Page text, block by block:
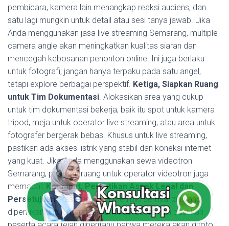
pembicara, kamera lain menangkap reaksi audiens, dan
satu lagi mungkin untuk detail atau sesi tanya jawab. Jika
Anda menggunakan jasa live streaming Semarang, multiple
camera angle akan meningkatkan kualitas siaran dan
mencegah kebosanan penonton online. Ini juga berlaku
untuk fotografi; jangan hanya terpaku pada satu angel,
tetapi explore berbagai perspektif. Ketiga, Siapkan Ruang
untuk Tim Dokumentasi. Alokasikan area yang cukup
untuk tim dokumentasi bekerja, baik itu spot untuk kamera
tripod, meja untuk operator live streaming, atau area untuk
fotografer bergerak bebas. Khusus untuk live streaming,
pastikan ada akses listrik yang stabil dan koneksi internet
yang kuat. Jika Anda menggunakan sewa videotron
Semarang, pastikan ruang untuk operator videotron juga
memadai. Keempat, Perhatikan Aspek Legal dan
Persetujuan. Pastikan Anda memiliki semua izin yang
diperlukan untuk merekam di lokasi acara dan pastikan